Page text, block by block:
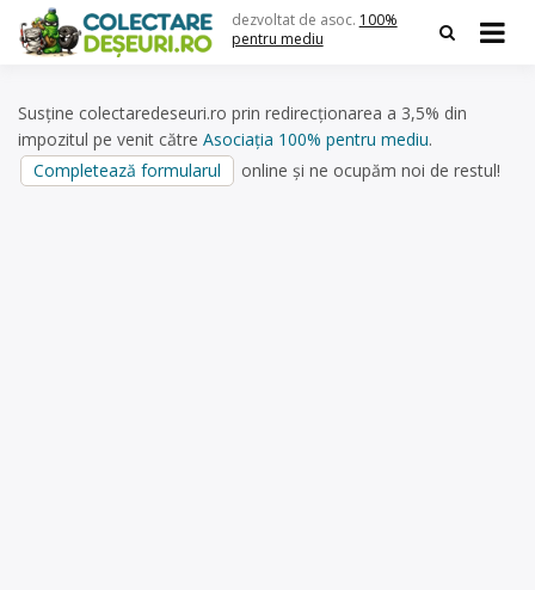
content
dezvoltat de asoc. 100%
pentru mediu
Susține colectaredeseuri.ro prin redirecționarea a 3,5% din
impozitul pe venit către Asociația 100% pentru mediu.
Completează formularul
online și ne ocupăm noi de restul!